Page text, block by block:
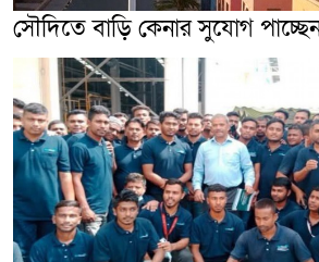
সৌদিতে বাড়ি কেনার সুযোগ পাচ্ছেন